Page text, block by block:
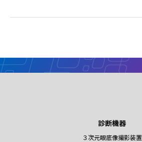
診断機器
３次元眼底像撮影装置